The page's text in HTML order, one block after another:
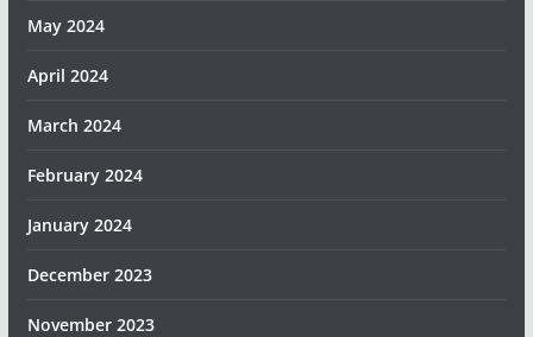
May 2024
April 2024
March 2024
February 2024
January 2024
December 2023
November 2023